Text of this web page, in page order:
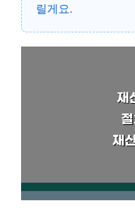
릴게요.